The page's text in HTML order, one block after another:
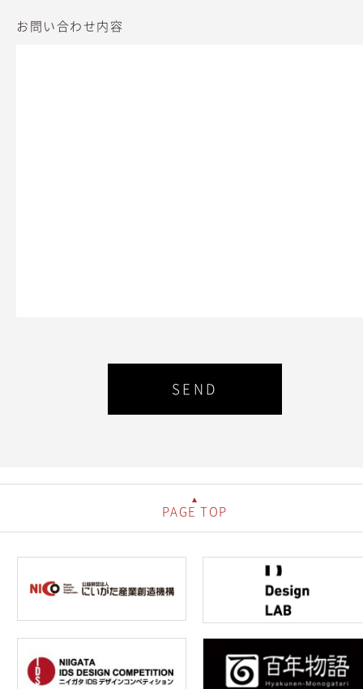
お問い合わせ内容
PAGE TOP